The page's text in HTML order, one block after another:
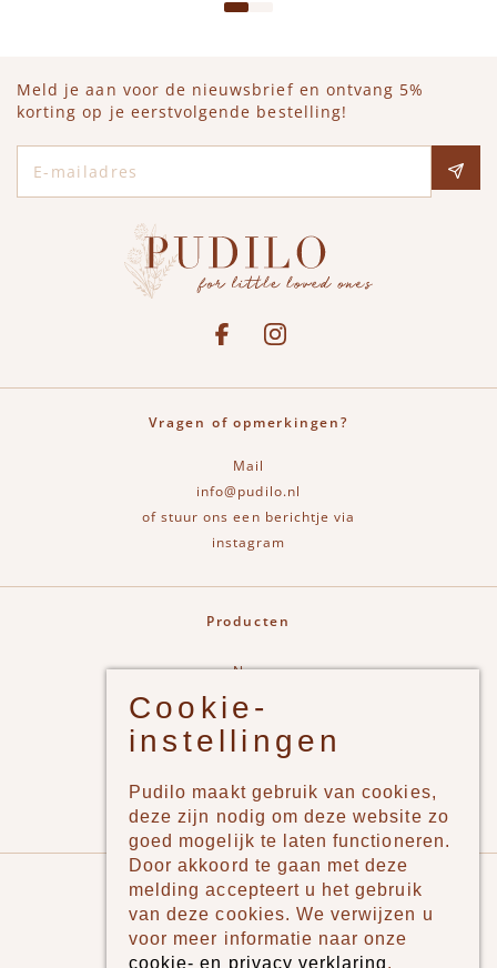
Meld je aan voor de nieuwsbrief en ontvang 5%
korting op je eerstvolgende bestelling!
See our FacebookBekijk onze Instagram pagina
Vragen of opmerkingen?
Mail
info@pudilo.nl
of stuur ons een berichtje via
instagram
Producten
New
Jongens
Meisjes
Merken
Pudilo
Over ons
Cookie-
instellingen
Pudilo maakt gebruik van cookies,
deze zijn nodig om deze website zo
goed mogelijk te laten functioneren.
Door akkoord te gaan met deze
melding accepteert u het gebruik
van deze cookies. We verwijzen u
voor meer informatie naar onze
cookie- en privacy verklaring.